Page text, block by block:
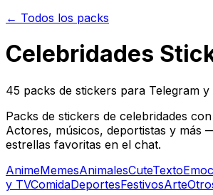
← Todos los packs
Celebridades
45 packs de stickers para Telegram
Packs de stickers de celebridades
Actores, músicos, deportistas y más
estrellas favoritas en el chat.
AnimeMemesAnimalesCuteTexto
y TVComidaDeportesFestivosArte